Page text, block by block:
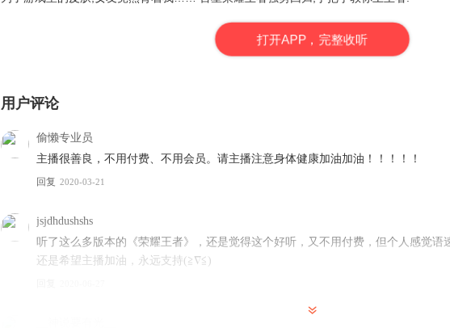
打开APP，完整收听
用户评论
偷懒专业员
主播很善良，不用付费、不用会员。请主播注意身体健康加油加油！！！！！
回复 2020-03-21
jsjdhdushshs
听了这么多版本的《荣耀王者》，还是觉得这个好听，又不用付费，但个人感觉语
还是希望主播加油，永远支持(≧∇≦)